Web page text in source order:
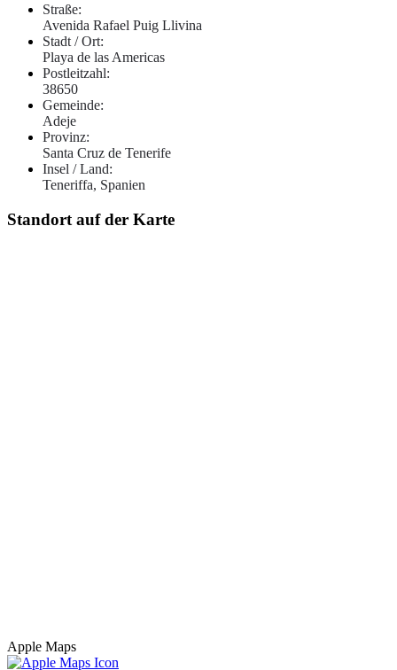
Straße:
Avenida Rafael Puig Llivina
Stadt / Ort:
Playa de las Americas
Postleitzahl:
38650
Gemeinde:
Adeje
Provinz:
Santa Cruz de Tenerife
Insel / Land:
Teneriffa, Spanien
Standort auf der Karte
Apple Maps